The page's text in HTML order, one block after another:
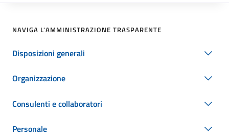
NAVIGA L'AMMINISTRAZIONE TRASPARENTE
Disposizioni generali
Organizzazione
Consulenti e collaboratori
Personale